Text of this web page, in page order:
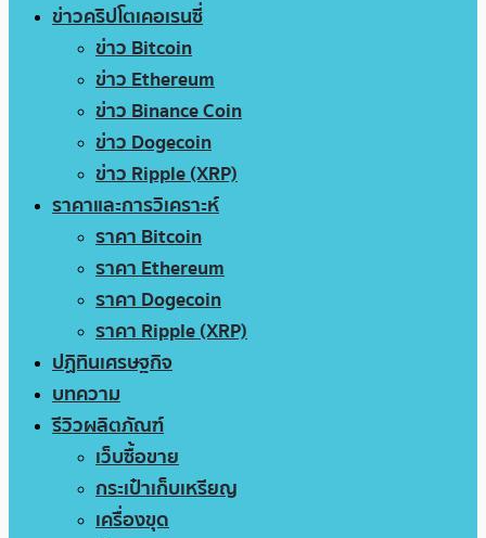
ข่าวคริปโตเคอเรนซี่
ข่าว Bitcoin
ข่าว Ethereum
ข่าว Binance Coin
ข่าว Dogecoin
ข่าว Ripple (XRP)
ราคาและการวิเคราะห์
ราคา Bitcoin
ราคา Ethereum
ราคา Dogecoin
ราคา Ripple (XRP)
ปฏิทินเศรษฐกิจ
บทความ
รีวิวผลิตภัณฑ์
เว็บซื้อขาย
กระเป๋าเก็บเหรียญ
เครื่องขุด